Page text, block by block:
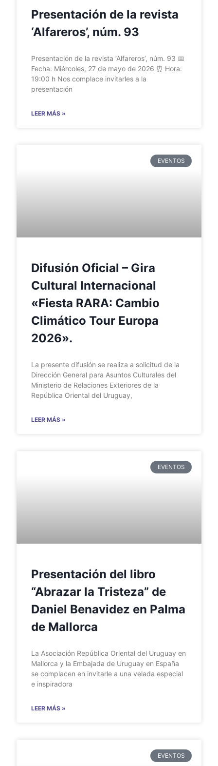
Presentación de la revista
‘Alfareros’, núm. 93
Presentación de la revista ‘Alfareros’, núm. 93 📅
Fecha: Miércoles, 27 de mayo de 2026 ⏰ Hora:
19:00 h Nos complace invitarles a la
presentación
LEER MÁS »
EVENTOS
Difusión Oficial – Gira
Cultural Internacional
«Fiesta RARA: Cambio
Climático Tour Europa
2026».
La presente difusión se realiza a solicitud de la
Dirección General para Asuntos Culturales del
Ministerio de Relaciones Exteriores de la
República Oriental del Uruguay,
LEER MÁS »
EVENTOS
Presentación del libro
“Abrazar la Tristeza” de
Daniel Benavidez en Palma
de Mallorca
La Asociación República Oriental del Uruguay en
Mallorca y la Embajada de Uruguay en España
se complacen en invitarle a una velada especial
e inspiradora
LEER MÁS »
EVENTOS